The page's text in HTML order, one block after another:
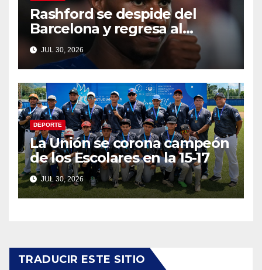
Rashford se despide del
Barcelona y regresa al
Manchester United
JUL 30, 2026
DEPORTE
La Unión se corona campeón
de los Escolares en la 15-17
JUL 30, 2026
TRADUCIR ESTE SITIO